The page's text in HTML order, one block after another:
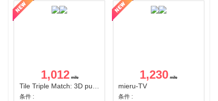
1,012
Tile Triple Match: 3D puzzle
条件 :
1,230
mieru-TV
条件 :